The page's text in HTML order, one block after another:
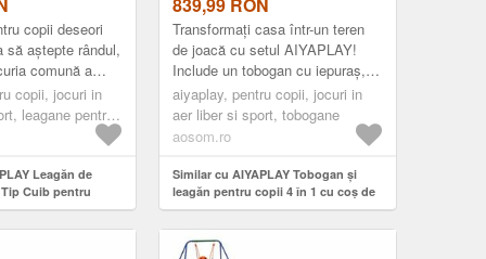
ȘI
ÎN AER
COPII 3-8
300 KG,
| AOSOM
copii deseori
să aștepte rândul,
comună a
Imaginează-ți
copii, jocuri in
leagane pentru
Leagăn de
Cuib pentru
Frânghii Reglabile
în Aer Liber pentru
TOBOGAN, LEAGĂN, 147,
5X160X107CM, ROZ |
AOSOM ROMANIA
839,99 RON
Transformați casa într-un teren
de joacă cu setul AIYAPLAY!
Include un tobogan cu iepuraș,
un leagăn, o zonă de cățărare și
un coș de baschet, ofer...
aiyaplay, pentru copii, jocuri in
aer liber si sport, tobogane
aosom.ro
Similar cu AIYAPLAY Tobogan și
leagăn pentru copii 4 în 1 cu coș de
baschet, tobogan, leagăn, 147,
5x160x107cm, roz | Aosom Romania